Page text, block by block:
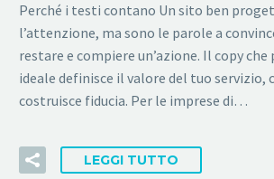
Perché i testi contano Un sito ben
l’attenzione, ma sono le parole a
restare e compiere un’azione. Il copy
ideale definisce il valore del tuo servizio,
costruisce fiducia. Per le imprese di…
LEGGI TUTTO